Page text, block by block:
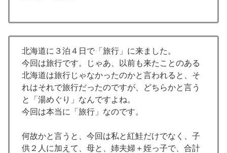
北海道に３泊４日で「旅行」に来ました。
今回は旅行です。じゃあ、以前も来たことのある
北海道は旅行じゃなかったのかと言われると、そ
れはそれで旅行だったのですが、どちらかと言う
と「湯めぐり」なんですよね。
今回は本当に「旅行」なのです。
何故かと言うと、今回は私と紅鮭だけでなく、子
供２人に加えて、母と、姉夫婦＋姪っ子で、合計